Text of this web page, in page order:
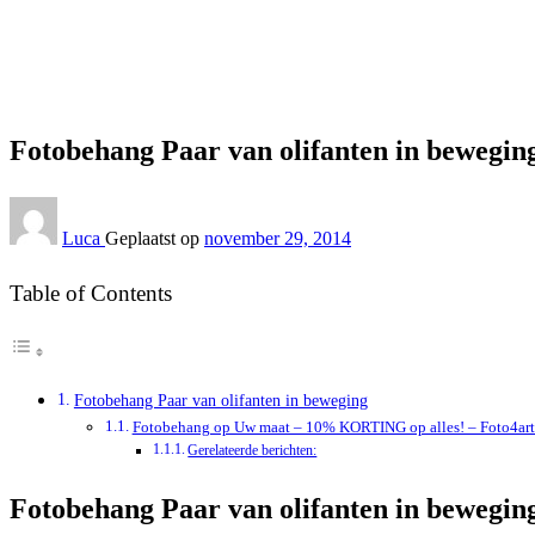
Fotobehang Paar van olifanten in
Luca Geplaatst op november 29, 2014
Table of Contents
Fotobehang Paar van olifanten in beweging
Fotobehang op Uw maat – 10% KORTING op alles! –
Gerelateerde berichten:
Fotobehang Paar van olifanten in